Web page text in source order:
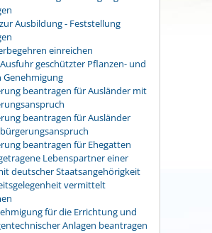
Ausbildung - Feststellung
einreichen
geschützter Pflanzen- und
Genehmigung
beantragen für Ausländer mit
beantragen für Ausländer
beantragen für Ehegatten
Lebenspartner einer
deutscher Staatsangehörigkeit
vermittelt
für die Errichtung und
Anlagen beantragen